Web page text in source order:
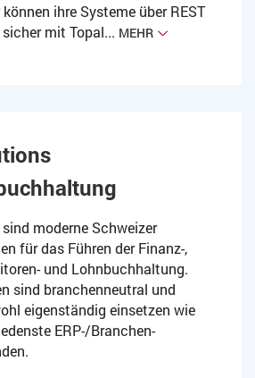
ihre Systeme über REST
mit Topal... MEHR
moderne Schweizer
für das Führen der Finanz-,
und Lohnbuchhaltung.
sind branchenneutral und
eigenständig einsetzen wie
ERP-/Branchen-